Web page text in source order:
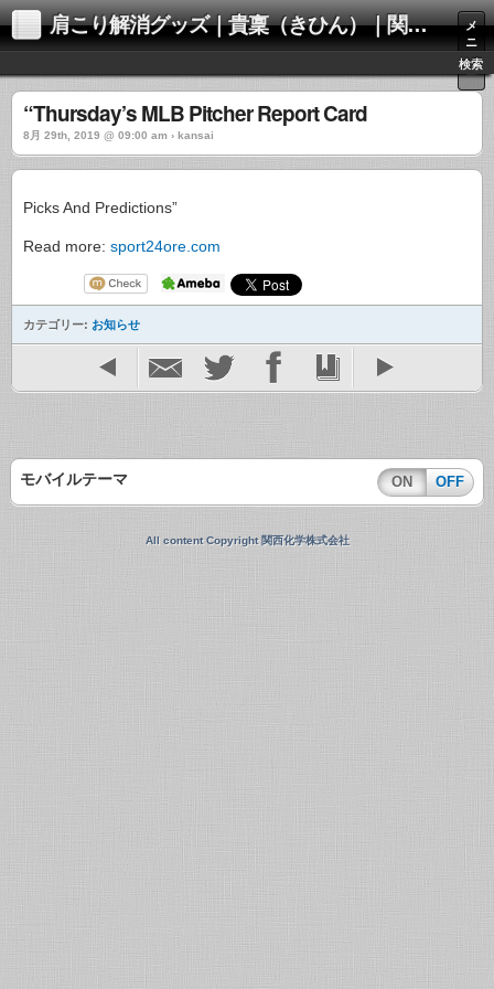
肩こり解消グッズ｜貴稟（きひん）｜関西化学株式会社
メ
ニ
ュ
ー
検索
“Thursday’s MLB Pitcher Report Card
8月 29th, 2019 @ 09:00 am › kansai
Picks And Predictions”
Read more: sport24ore.com
カテゴリー: お知らせ
モバイルテーマ ON OFF
All content Copyright 関西化学株式会社